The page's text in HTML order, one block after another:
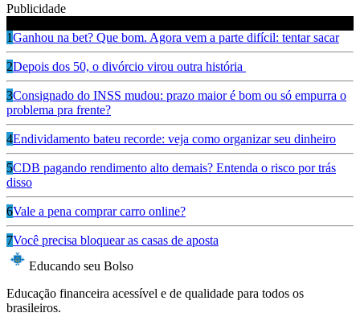
Publicidade
1Ganhou na bet? Que bom. Agora vem a parte difícil: tentar sacar
2Depois dos 50, o divórcio virou outra história
3Consignado do INSS mudou: prazo maior é bom ou só empurra o
problema pra frente?
4Endividamento bateu recorde: veja como organizar seu dinheiro
5CDB pagando rendimento alto demais? Entenda o risco por trás
disso
6Vale a pena comprar carro online?
7Você precisa bloquear as casas de aposta
Educando seu Bolso
Educação financeira acessível e de qualidade para todos os
brasileiros.